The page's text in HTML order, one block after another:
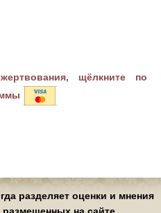
щёлкните по
разделяет оценки и мнения